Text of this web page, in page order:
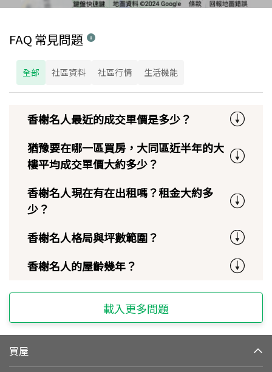
FAQ 常見問題
全部 社區資料 社區行情 生活機能
香榭名人最近的成交單價是多少？
猶豫要在哪一區買房，大同區近半年的大
樓平均成交單價大約多少？
香榭名人現在有在出租嗎？租金大約多
少？
香榭名人格局與坪數範圍？
香榭名人的屋齡幾年？
載入更多問題
買屋